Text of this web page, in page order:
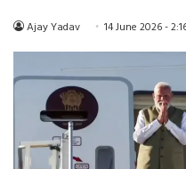
Ajay Yadav 14 June 2026 -